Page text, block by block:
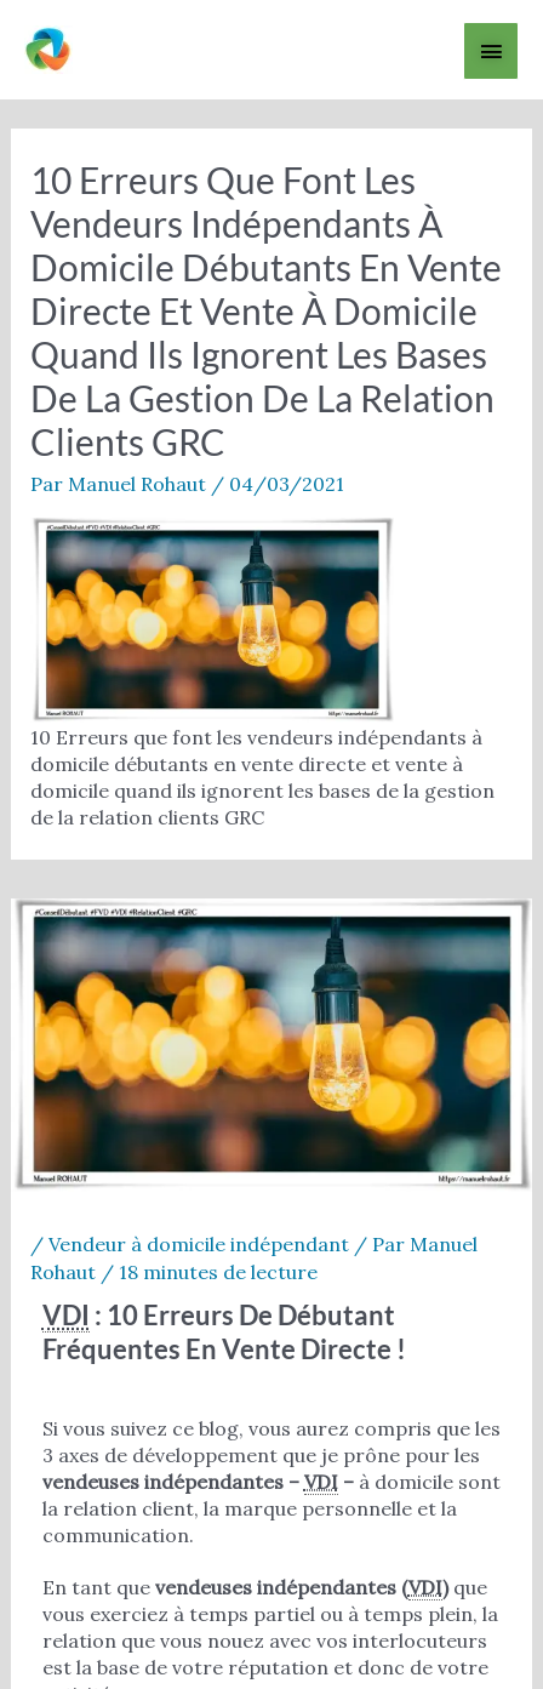
contenu
10 Erreurs Que Font Les
Vendeurs Indépendants À
Domicile Débutants En Vente
Directe Et Vente À Domicile
Quand Ils Ignorent Les Bases
De La Gestion De La Relation
Clients GRC
Par Manuel Rohaut / 04/03/2021
10 Erreurs que font les vendeurs indépendants à
domicile débutants en vente directe et vente à
domicile quand ils ignorent les bases de la gestion
de la relation clients GRC
/ Vendeur à domicile indépendant/ Par Manuel
Rohaut / 18 minutes de lecture
VDI : 10 Erreurs De Débutant
Fréquentes En Vente Directe !
Si vous suivez ce blog, vous aurez compris que les
3 axes de développement que je prône pour les
vendeuses indépendantes – VDI– à domicile sont
la relation client, la marque personnelle et la
communication.
En tant que vendeuses indépendantes (VDI)que
vous exerciez à temps partiel ou à temps plein, la
relation que vous nouez avec vos interlocuteurs
est la base de votre réputation et donc de votre
articles